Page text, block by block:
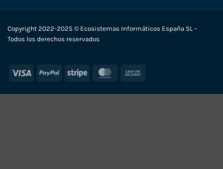
Copyright 2022-2025 © Ecosistemas Informáticos España SL –
Todos los derechos reservados
Visa PayPal Stripe MasterCard